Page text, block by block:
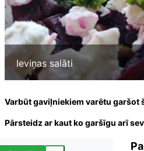
Ieviņas salāti
Varbūt gaviļniekiem varētu garšot
Pārsteidz ar kaut ko garšīgu arī